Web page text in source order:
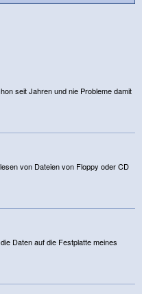
seit Jahren und nie Probleme damit
von Dateien von Floppy oder CD
Daten auf die Festplatte meines